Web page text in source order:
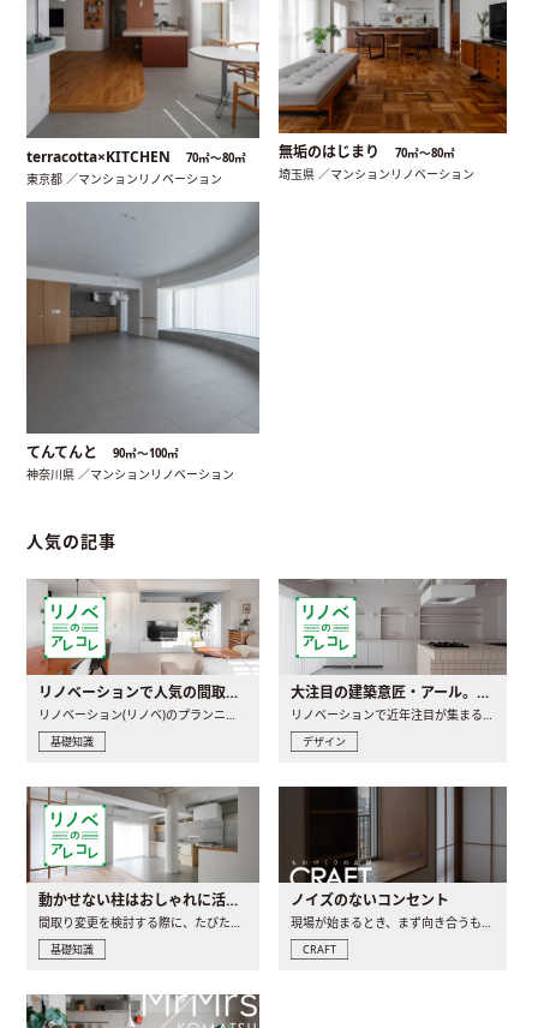
terracotta×KITCHEN 70㎡〜80㎡
東京都 ／マンションリノベーション
無垢のはじまり 70㎡〜80㎡
埼玉県 ／マンションリノベーション
てんてんと 90㎡〜100㎡
神奈川県 ／マンションリノベーション
人気の記事
リノベーションで人気の間取りとは？トレンドの間取りと実例を徹底解説
リノベーション(リノベ)のプランニングで一番最初に決めるのは..
基礎知識
大注目の建築意匠・アール。人気の理由と空間に取り入れるポイント
リノベーションで近年注目が集まる建築意匠の一つであるアール..
デザイン
動かせない柱はおしゃれに活用！柱を魅せるリノベーション(リノベ)4選
間取り変更を検討する際に、たびたび皆さんの頭を悩ませる動か..
基礎知識
ノイズのないコンセント
現場が始まるとき、まず向き合うものの一つがコンセントです..
CRAFT